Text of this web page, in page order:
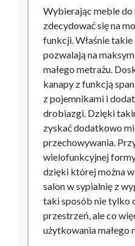
Wybierając meble do
zdecydować się na
funkcji. Właśnie
pozwalają na
małego metrażu.
kanapy z funkcją
z pojemnikami i
drobiazgi. Dzięki
zyskać dodatkowo
przechowywania.
wielofunkcyjnej
dzięki której można
salon w sypialnię z
taki sposób nie tylko
przestrzeń, ale co
użytkowania małego